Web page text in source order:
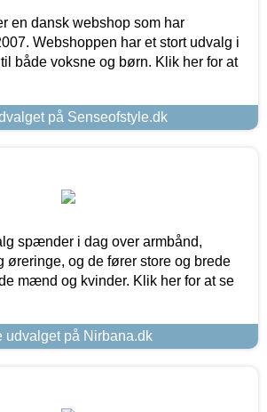
en dansk webshop som har
Webshoppen har et stort udvalg i
både voksne og børn. Klik her for at
på Senseofstyle.dk
spænder i dag over armbånd,
øreringe, og de fører store og brede
mænd og kvinder. Klik her for at se
udvalget på Nirbana.dk